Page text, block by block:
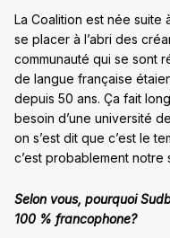
La Coalition est née suite
se placer à l’abri des
communauté qui se sont
de langue française
depuis 50 ans. Ça fait
besoin d’une université
on s’est dit que c’est le
c’est probablement
Selon vous, pourquoi
100 % francophone?